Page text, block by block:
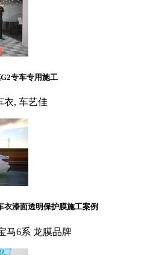
专车专用施工
衣, 车艺佳
衣漆面透明保护膜施工案例
马6系 龙膜品牌